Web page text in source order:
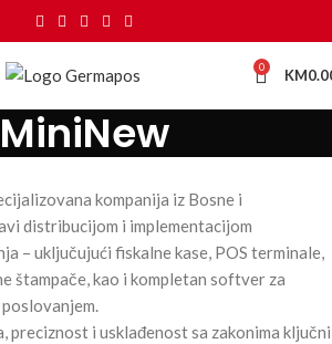
0 KM
MiniNew
kompanija iz Bosne i
distribucijom i implementacijom
– uključujući fiskalne kase, POS terminale,
štampače, kao i kompletan softver za
preciznost i usklađenost sa zakonima ključni